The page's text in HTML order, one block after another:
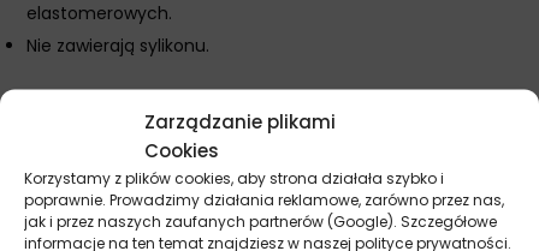
Zarządzanie plikami
Cookies
Korzystamy z plików cookies, aby strona działała szybko i
poprawnie. Prowadzimy działania reklamowe, zarówno przez nas,
jak i przez naszych zaufanych partnerów (Google). Szczegółowe
informacje na ten temat znajdziesz w naszej polityce prywatności.
elastomerowych.
Nie zawierają sylikonu.
Parametry techniczne
Producent Castrol